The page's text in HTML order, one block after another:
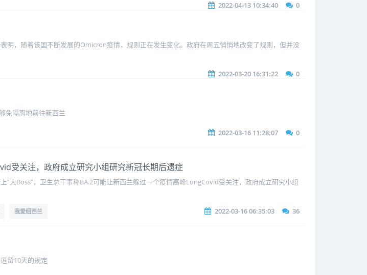
2022-04-13 10:34:40 0
明，随着该国不断发展的Omicron疫情，规则正在发生变化。政府在周五悄悄地改变了规则，但并没
2022-03-20 16:31:22 0
免隔离地前往新西兰
2022-03-16 11:28:07 0
受关注，政府成立研究小组研究新冠长期后遗症
大Boss”，卫生总干事称BA.2可能让新西兰躲过一个疫情高峰LongCovid受关注，政府成立研究小组
我爱纽西兰 2022-03-16 06:35:03 36
留10天的规定